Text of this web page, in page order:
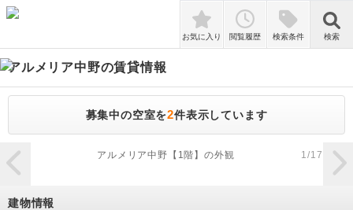
検索
お気に入り 閲覧履歴 検索条件 検索
アルメリア中野の賃貸情報
募集中の空室を2件表示しています
zoom_in
アルメリア中野【1階】の外観 1/17
建物情報